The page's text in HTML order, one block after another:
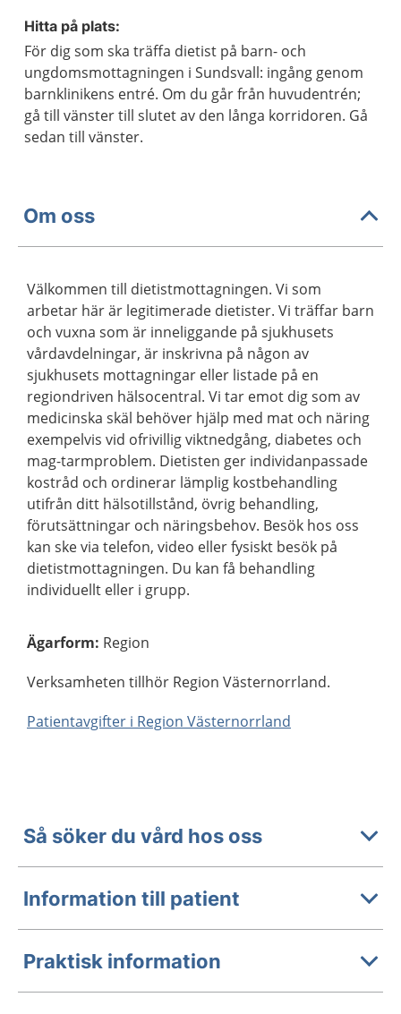
Hitta på plats:
För dig som ska träffa dietist på barn- och
ungdomsmottagningen i Sundsvall: ingång genom
barnklinikens entré. Om du går från huvudentrén;
gå till vänster till slutet av den långa korridoren. Gå
sedan till vänster.
Om oss
Välkommen till dietistmottagningen. Vi som
arbetar här är legitimerade dietister. Vi träffar barn
och vuxna som är inneliggande på sjukhusets
vårdavdelningar, är inskrivna på någon av
sjukhusets mottagningar eller listade på en
regiondriven hälsocentral. Vi tar emot dig som av
medicinska skäl behöver hjälp med mat och näring
exempelvis vid ofrivillig viktnedgång, diabetes och
mag-tarmproblem. Dietisten ger individanpassade
kostråd och ordinerar lämplig kostbehandling
utifrån ditt hälsotillstånd, övrig behandling,
förutsättningar och näringsbehov. Besök hos oss
kan ske via telefon, video eller fysiskt besök på
dietistmottagningen. Du kan få behandling
individuellt eller i grupp.
Ägarform: Region
Verksamheten tillhör Region Västernorrland.
Patientavgifter i Region Västernorrland
Så söker du vård hos oss
Information till patient
Praktisk information